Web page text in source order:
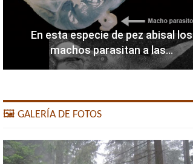
En esta especie de pez abisal los
machos parasitan a las…
🖼️ GALERÍA DE FOTOS